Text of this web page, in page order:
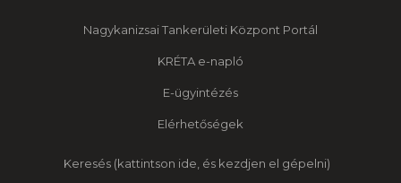
Nagykanizsai Tankerületi Központ Portál
KRÉTA e-napló
E-ügyintézés
Elérhetőségek
Keresés